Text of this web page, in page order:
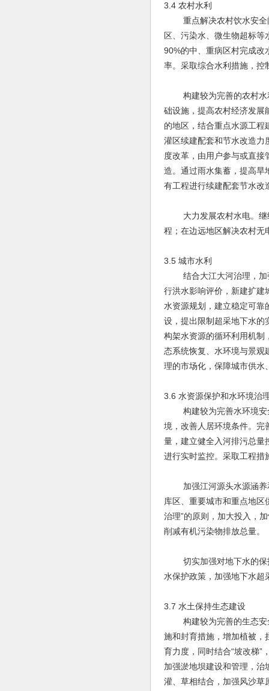
3.4 农村水利
重点解决农村饮水安全问
区、污染水、微生物超标
90%的中、重病区村完成改
率。采取综合水利措施，控
构建较为完善的农村水利
础设施，提高农村经济发展
的地区，结合重点水源工
灌区续建配套和节水改造力
度改革，由用户参与或直
造。通过雨水集蓄，提高旱
有工程进行续建配套节水改
大力发展农村水电。继续
程；在边远地区解决农村无
3.5 城市水利
结合大江大河治理，加强
行洪水影响评价，新建扩建
水资源规划，建立稳定可靠
设，提出限制超采地下水的
构架水资源的循环利用机制
态系统恢复、水环境与景
理的市场化，保障城市供水
3.6 水资源保护和水环境治
构建较为完善水环境安全
境，改善人居环境条件。完
量，建立健全入河排污总量
进行实时监控。采取工程措
加强江河源头水源涵养和
库区、重要城市和重点地区
治理”的原则，加大投入，
削减有机污染物排放总量。
切实加强对地下水的保护
水保护政策，加强地下水超
3.7 水土保持生态建设
构建较为完善的生态安全
施和封育措施，增加植被，
育力度，同时结合“坡改梯”
加强淤地坝建设和管理，
灌、草相结合，加强风沙草